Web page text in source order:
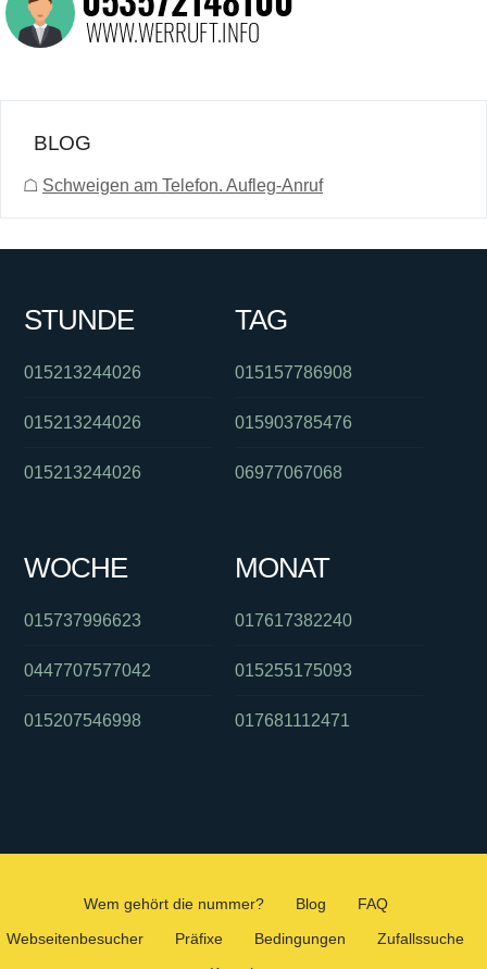
BLOG
☖ Schweigen am Telefon. Aufleg-Anruf
STUNDE
015213244026
015213244026
015213244026
TAG
015157786908
015903785476
06977067068
WOCHE
015737996623
0447707577042
015207546998
MONAT
017617382240
015255175093
017681112471
Wem gehört die nummer? Blog
FAQ
Webseitenbesucher
Präfixe Bedingungen
Zufallssuche